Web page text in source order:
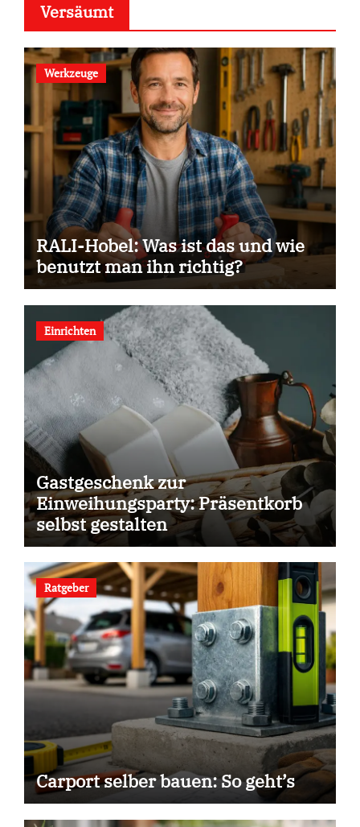
Versäumt
Werkzeuge
RALI-Hobel: Was ist das und wie
benutzt man ihn richtig?
Einrichten
Gastgeschenk zur
Einweihungsparty: Präsentkorb
selbst gestalten
Ratgeber
Carport selber bauen: So geht’s